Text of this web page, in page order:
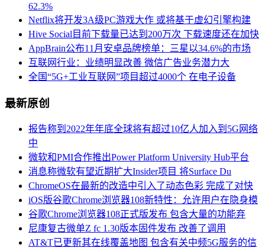
62.3%
Netflix将开发3A级PC游戏大作 或将基于虚幻引擎构建
Hive Social目前下载量已达到200万次 下载速度还在加快
AppBrain公布11月安卓品牌榜单：三星以34.6%的市场
互联网行业：业绩明显改善 微信广告业务潜力大
全国“5G+工业互联网”项目超过4000个 在电子设备
最新原创
报告称到2022年年底全球将有超过10亿人加入到5G网络
中
微软和PMI合作推出Power Platform University Hub平台
消息称微软有望近期扩大Insider项目 将Surface Du
ChromeOS在最新的改造中引入了动态色彩 完成了对快
iOS版谷歌Chrome浏览器108新特性：允许用户在隐身模
谷歌Chrome浏览器108正式版发布 包含大量的功能弃
尼康复古微单Z fc 1.30版本固件发布 改善了调用
AT&T已更新其在线覆盖地图 包含有关中频5G服务的信